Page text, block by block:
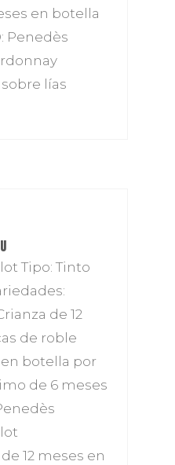
en botella
Penedès
lías
Tipo: Tinto
de 12
de roble
en botella por
de 6 meses
12 meses en